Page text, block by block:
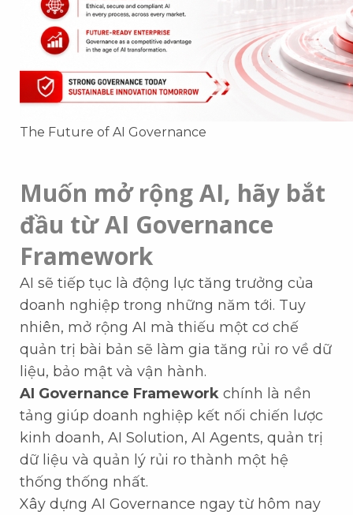
The Future of AI Governance
Muốn mở rộng AI, hãy bắt
đầu từ AI Governance
Framework
AI sẽ tiếp tục là động lực tăng trưởng của
doanh nghiệp trong những năm tới. Tuy
nhiên, mở rộng AI mà thiếu một cơ chế
quản trị bài bản sẽ làm gia tăng rủi ro về dữ
liệu, bảo mật và vận hành.
AI Governance Framework chính là nền
tảng giúp doanh nghiệp kết nối chiến lược
kinh doanh, AI Solution, AI Agents, quản trị
dữ liệu và quản lý rủi ro thành một hệ
thống thống nhất.
Xây dựng AI Governance ngay từ hôm nay